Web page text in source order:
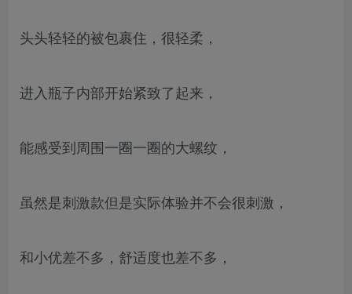
头头轻轻的被包裹住，很轻柔，
进入瓶子内部开始紧致了起来，
能感受到周围一圈一圈的大螺纹，
虽然是刺激款但是实际体验并不会很刺激，
和小优差不多，舒适度也差不多，